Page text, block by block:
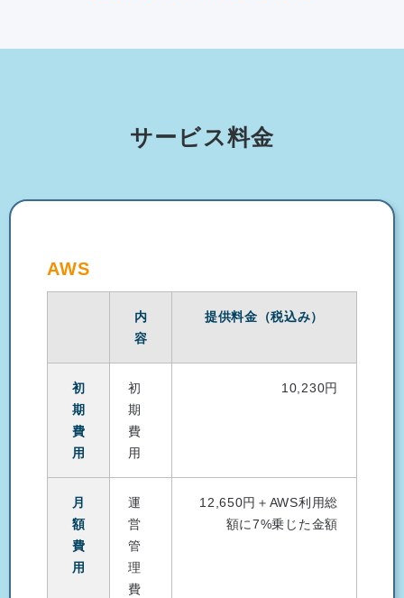
サービス料金
AWS
内
容
提供料金（税込み）
初
期
費
用
初
期
費
用
10,230円
月
額
費
用
運
営
管
理
費
12,650円＋AWS利用総
額に7%乗じた金額